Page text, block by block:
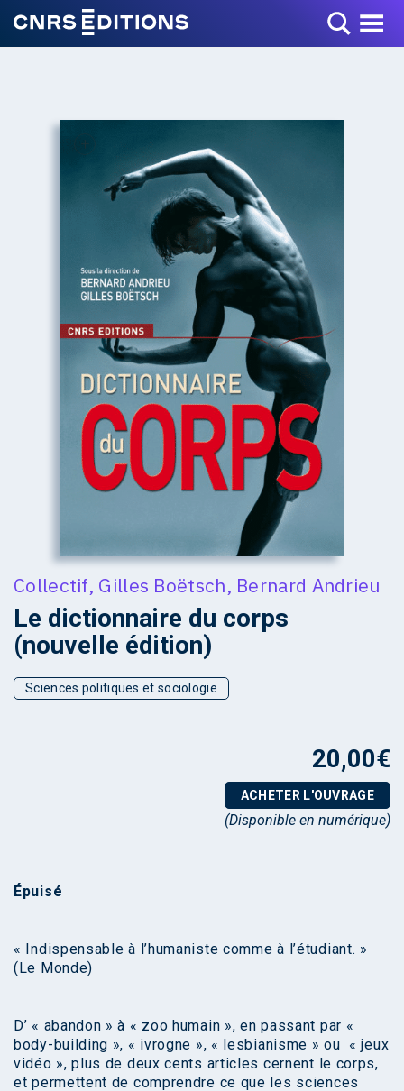
Toggle Menu
+
Collectif, Gilles Boëtsch, Bernard Andrieu
Le dictionnaire du corps
(nouvelle édition)
Sciences politiques et sociologie
20,00€
ACHETER L'OUVRAGE
(Disponible en numérique)
Épuisé
« Indispensable à l’humaniste comme à l’étudiant. »
(Le Monde)
D’ « abandon » à « zoo humain », en passant par «
body-building », « ivrogne », « lesbianisme » ou « jeux
vidéo », plus de deux cents articles cernent le corps,
et permettent de comprendre ce que les sciences